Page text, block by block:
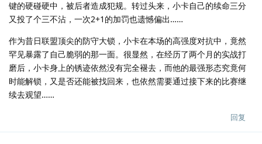
键的硬碰硬中，被后者造成犯规。转过头来，小卡自己的续命三分
又投了个三不沾，一次2+1的加罚也遗憾偏出……
作为昔日联盟顶尖的防守大锁，小卡在本场的高强度对抗中，竟然
罕见暴露了自己脆弱的那一面。很显然，在经历了两个月的实战打
磨后，小卡身上的锈迹依然没有完全褪去，而他的最强形态究竟何
时能解锁，又是否还能被找回来，也依然需要通过接下来的比赛继
续去观望……
回复